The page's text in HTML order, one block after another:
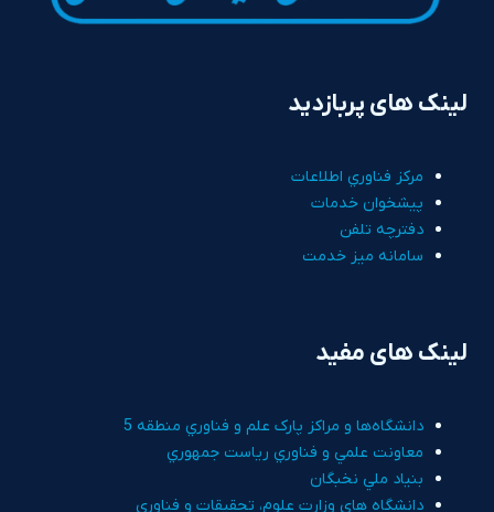
لینک های پربازدید
مرکز فناوري اطلاعات
پيشخوان خدمات
دفترچه تلفن
سامانه ميز خدمت
لینک های مفید
دانشگاه‌ها و مراکز پارک علم و فناوري منطقه 5
معاونت علمي و فناوري رياست جمهوري
بنياد ملي نخبگان
دانشگاه هاي وزارت علوم، تحقيقات و فناوري